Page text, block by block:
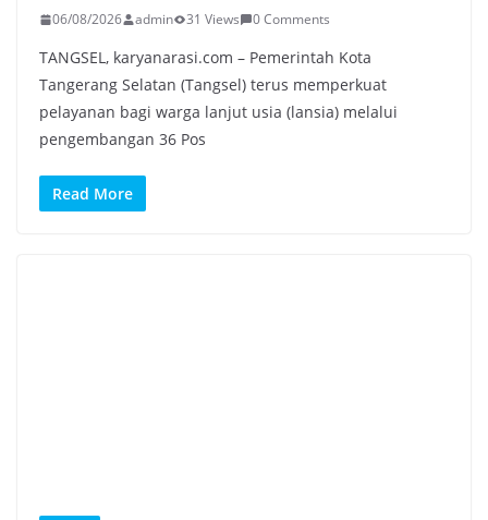
06/08/2026 admin 31 Views 0 Comments
TANGSEL, karyanarasi.com – Pemerintah Kota
Tangerang Selatan (Tangsel) terus memperkuat
pelayanan bagi warga lanjut usia (lansia) melalui
pengembangan 36 Pos
Read More